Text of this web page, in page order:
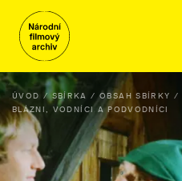
ÚVOD SBÍRKA OBSAH SBÍRKY
BLÁZNI, VODNÍCI A PODVODNÍCI